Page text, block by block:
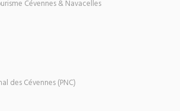
Cévennes & Navacelles
des Cévennes (PNC)